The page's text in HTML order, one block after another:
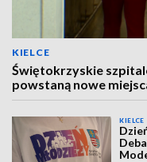
KIELCE
Świętokrzyskie
powstaną nowe
KIELCE